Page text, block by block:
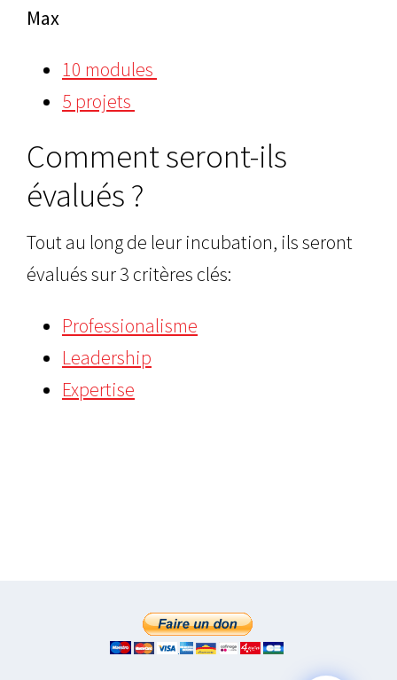
Max
10 modules
5 projets
Comment seront-ils
évalués ?
Tout au long de leur incubation, ils seront
évalués sur 3 critères clés:
Professionalisme
Leadership
Expertise